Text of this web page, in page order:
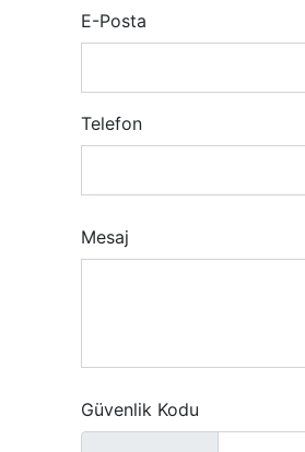
E-Posta
Telefon
Mesaj
Güvenlik Kodu